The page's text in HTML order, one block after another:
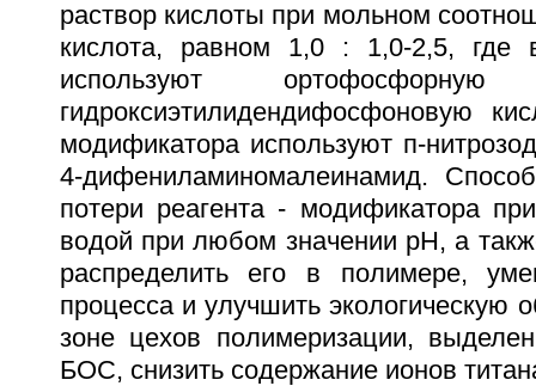
раствор кислоты при мольном
кислота, равном 1,0 : 1,0-2,5, где
используют
гидроксиэтилидендифосфоновую
модификатора используют п-
4-дифениламиномалеинамид.
потери реагента - модификатора
водой при любом значении рН, а
распределить его в полимере,
процесса и улучшить экологическую
зоне цехов полимеризации,
БОС, снизить содержание ионов